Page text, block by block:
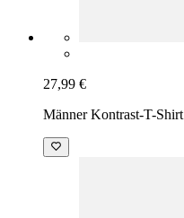
27,99 €
Männer Kontrast-T-Shirt